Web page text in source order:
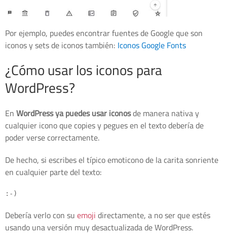
Por ejemplo, puedes encontrar fuentes de Google que son
iconos y sets de iconos también: Iconos Google Fonts
¿Cómo usar los iconos para
WordPress?
EnWordPress ya puedes usar iconosde manera nativa y
cualquier icono que copies y pegues en el texto debería de
poder verse correctamente.
De hecho, si escribes el típico emoticono de la carita sonriente
en cualquier parte del texto:
Debería verlo con suemojidirectamente, a no ser que estés
usando una versión muy desactualizada de WordPress.